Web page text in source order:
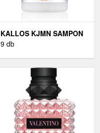
KALLOS KJMN SAMPON
A SÉRÜLT HAJRA 1000
9 db